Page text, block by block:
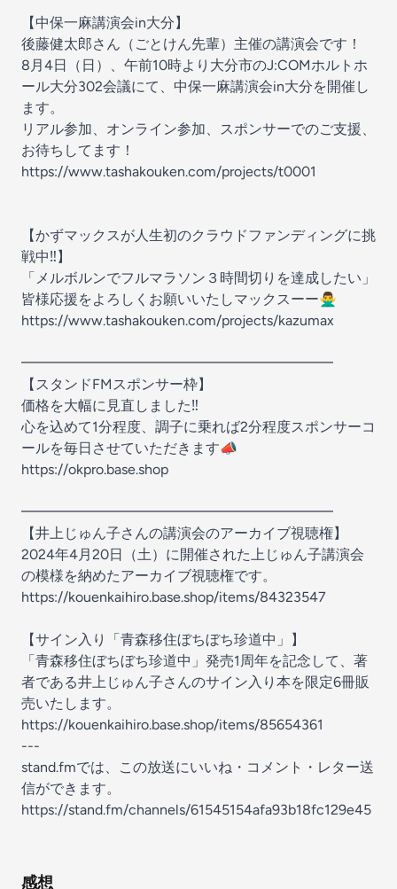
【中保一麻講演会in大分】
後藤健太郎さん（ごとけん先輩）主催の講演会です！
8月4日（日）、午前10時より大分市のJ:COMホルトホ
ール大分302会議にて、中保一麻講演会in大分を開催し
ます。
リアル参加、オンライン参加、スポンサーでのご支援、
お待ちしてます！
https://www.tashakouken.com/projects/t0001
【かずマックスが人生初のクラウドファンディングに挑
戦中‼️】
「メルボルンでフルマラソン３時間切りを達成したい」
皆様応援をよろしくお願いいたしマックスーー🙅‍♂️
https://www.tashakouken.com/projects/kazumax
━━━━━━━━━━━━━━━━━━━━━━
【スタンドFMスポンサー枠】
価格を大幅に見直しました‼️
心を込めて1分程度、調子に乗れば2分程度スポンサーコ
ールを毎日させていただきます📣
https://okpro.base.shop
━━━━━━━━━━━━━━━━━━━━━━
【井上じゅん子さんの講演会のアーカイブ視聴権】
2024年4月20日（土）に開催された上じゅん子講演会
の模様を納めたアーカイブ視聴権です。
https://kouenkaihiro.base.shop/items/84323547
【サイン入り「青森移住ぼちぼち珍道中」】
「青森移住ぼちぼち珍道中」発売1周年を記念して、著
者である井上じゅん子さんのサイン入り本を限定6冊販
売いたします。
https://kouenkaihiro.base.shop/items/85654361
---
stand.fmでは、この放送にいいね・コメント・レター送
信ができます。
https://stand.fm/channels/61545154afa93b18fc129e45
感想